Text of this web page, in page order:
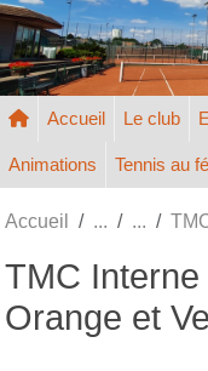
Accueil Le club
Animations Tennis au
Accueil
TMC
Orange et
Panneau de gestion